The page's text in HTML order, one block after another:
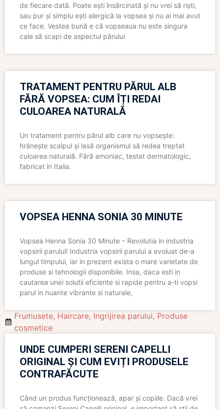
de fiecare dată. Poate ești însărcinată și nu vrei să riști,
sau pur și simplu ești alergică la vopsea și nu ai mai avut
ce face. Vestea bună e că vopseaua nu este singura
cale să scapi de aspectul părului
TRATAMENT PENTRU PĂRUL ALB
FĂRĂ VOPSEA: CUM ÎȚI REDAI
CULOAREA NATURALĂ
Un tratament pentru părul alb care nu vopsește:
hrănește scalpul și lasă organismul să redea treptat
culoarea naturală. Fără amoniac, testat dermatologic,
fabricat în Italia.
VOPSEA HENNA SONIA 30 MINUTE
Vopsea Henna Sonia 30 Minute – Revolutia in industria
vopsirii parului! Industria vopsirii parului a evoluat de-a
lungul timpului, iar in prezent exista o mare varietate de
produse si tehnologii disponibile. Insa, daca esti in
cautarea unei solutii eficiente si rapide pentru a-ti vopsi
parul in nuante vibrante si naturale,
Frumusete, Haircare, Ingrijirea parului, Produse
cosmetice
UNDE CUMPERI SERENI CAPELLI
ORIGINAL ȘI CUM EVIȚI PRODUSELE
CONTRAFĂCUTE
Când un produs funcționează, apar și copiile. Dacă vrei